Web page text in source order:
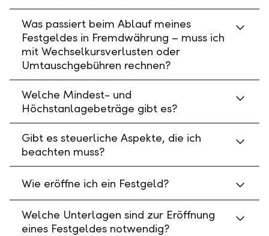
Was passiert beim Ablauf meines
Festgeldes in Fremdwährung – muss ich
mit Wechselkursverlusten oder
Umtauschgebühren rechnen?
Welche Mindest- und
Höchstanlagebeträge gibt es?
Gibt es steuerliche Aspekte, die ich
beachten muss?
Wie eröffne ich ein Festgeld?
Welche Unterlagen sind zur Eröffnung
eines Festgeldes notwendig?